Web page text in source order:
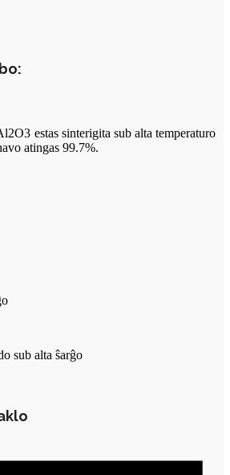
estas sinterigita sub alta temperaturo
atingas 99.7%.
sub alta ŝarĝo